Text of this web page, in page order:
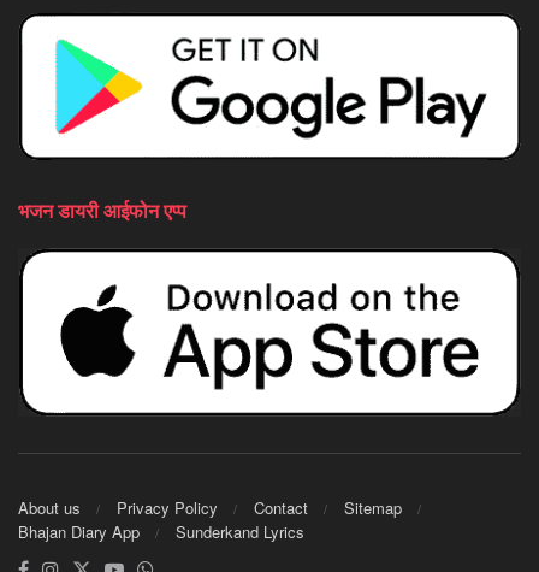
भजन डायरी आईफोन एप्प
About us Privacy Policy Contact
Sitemap
Bhajan Diary App
Sunderkand Lyrics